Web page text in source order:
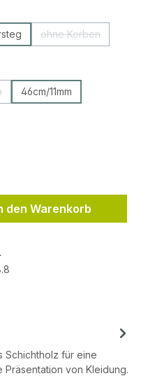
nicht verfügbar.)
ohne Kerben
Option ist zurzeit nicht verfügbar.)
46cm/11mm
nicht verfügbar.)
den
den Warenkorb
Schichtholz für eine
von Kleidung.